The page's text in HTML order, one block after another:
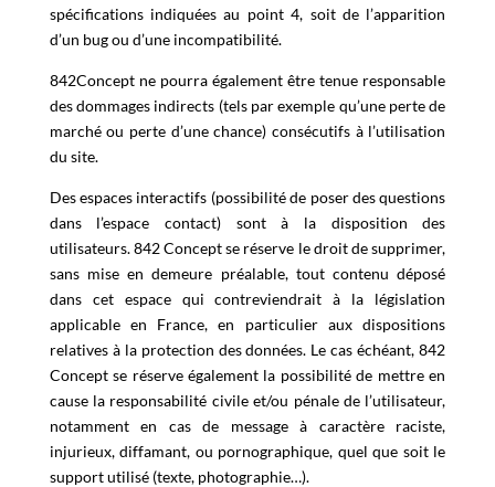
spécifications indiquées au point 4, soit de l’apparition
d’un bug ou d’une incompatibilité.
842Concept ne pourra également être tenue responsable
des dommages indirects (tels par exemple qu’une perte de
marché ou perte d’une chance) consécutifs à l’utilisation
du site.
Des espaces interactifs (possibilité de poser des questions
dans l’espace contact) sont à la disposition des
utilisateurs. 842 Concept se réserve le droit de supprimer,
sans mise en demeure préalable, tout contenu déposé
dans cet espace qui contreviendrait à la législation
applicable en France, en particulier aux dispositions
relatives à la protection des données. Le cas échéant, 842
Concept se réserve également la possibilité de mettre en
cause la responsabilité civile et/ou pénale de l’utilisateur,
notamment en cas de message à caractère raciste,
injurieux, diffamant, ou pornographique, quel que soit le
support utilisé (texte, photographie…).